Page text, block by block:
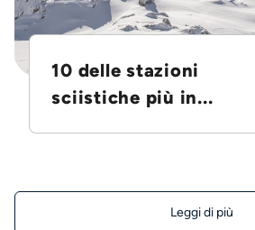
10 delle stazioni
sciistiche più in...
Leggi di più